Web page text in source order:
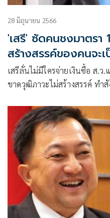
28 มิถุนายน 2566
'เสรี' ซัดคนชงมาตรา
สร้างสรรค์ของคนจะ
เสรีลั่นไม่มีใครจ่ายเงินซื้อ ส.ว.แลกโห
ขาดวุฒิภาวะไม่สร้างสรรค์ ทำ